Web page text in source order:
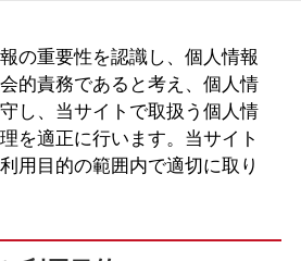
の重要性を認識し、個人情報
的責務であると考え、個人情
し、当サイトで取扱う個人情
を適正に行います。当サイト
用目的の範囲内で適切に取り